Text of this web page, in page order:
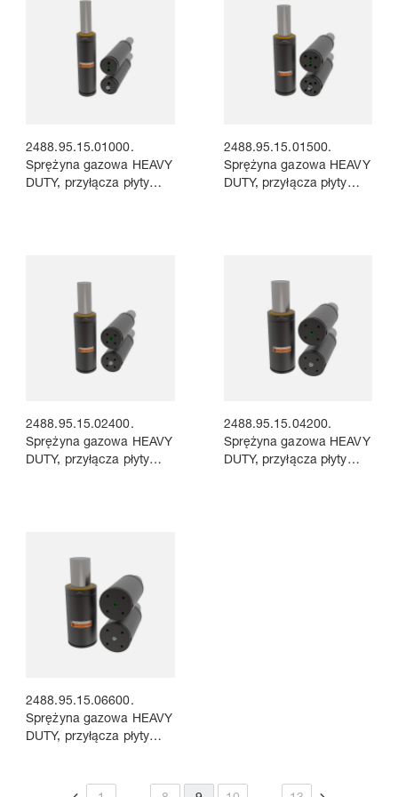
2488.95.15.01000.
Sprężyna gazowa HEAVY
DUTY, przyłącza płyty
2488.95.15.01500.
Sprężyna gazowa HEAVY
DUTY, przyłącza płyty
2488.95.15.02400.
Sprężyna gazowa HEAVY
DUTY, przyłącza płyty
2488.95.15.04200.
Sprężyna gazowa HEAVY
DUTY, przyłącza płyty
2488.95.15.06600.
Sprężyna gazowa HEAVY
DUTY, przyłącza płyty